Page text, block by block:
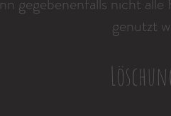
genutzt